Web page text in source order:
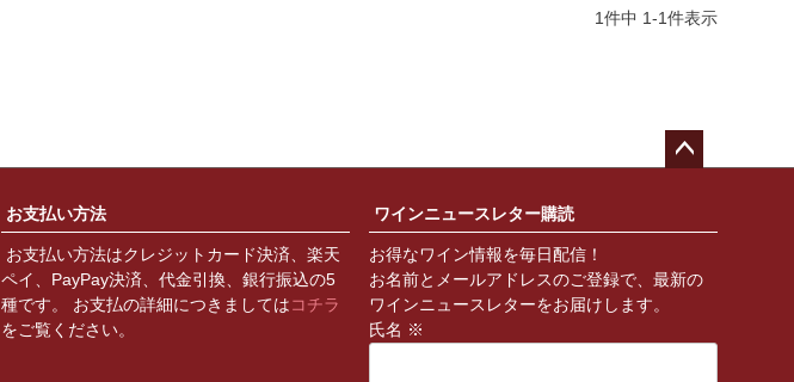
1件中 1-1件表示
ップ
お支払い方法
お支払い方法はクレジットカード決済、楽天
ペイ、PayPay決済、代金引換、銀行振込の5
種です。 お支払の詳細につきましてはコチラ
をご覧ください。
ワインニュースレター購読
お得なワイン情報を毎日配信！
お名前とメールアドレスのご登録で、最新の
ワインニュースレターをお届けします。
氏名 ※